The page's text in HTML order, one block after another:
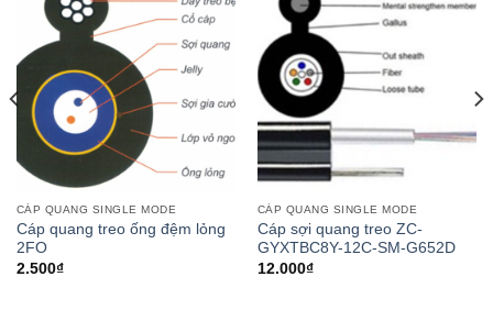
CÁP QUANG SINGLE MODE
Cáp quang treo ống đệm lỏng
2FO
2.500₫
CÁP QUANG SINGLE MODE
Cáp sợi quang treo ZC-
GYXTBC8Y-12C-SM-G652D
12.000₫